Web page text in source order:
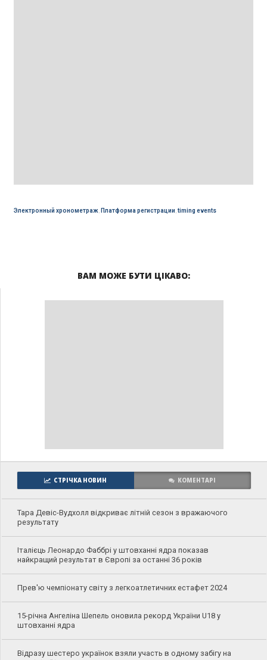
Электронный хронометраж, Платформа регистрации,timing events
ВАМ МОЖЕ БУТИ ЦІКАВО:
СТРІЧКА НОВИН КОМЕНТАРІ
Тара Девіс-Вудхолл відкриває літній сезон з вражаючого
результату
Італієць Леонардо Фаббрі у штовханні ядра показав
найкращий результат в Європі за останні 36 років
Прев'ю чемпіонату світу з легкоатлетичних естафет 2024
15-річна Ангеліна Шепель оновила рекорд України U18 у
штовханні ядра
Відразу шестеро українок взяли участь в одному забігу на